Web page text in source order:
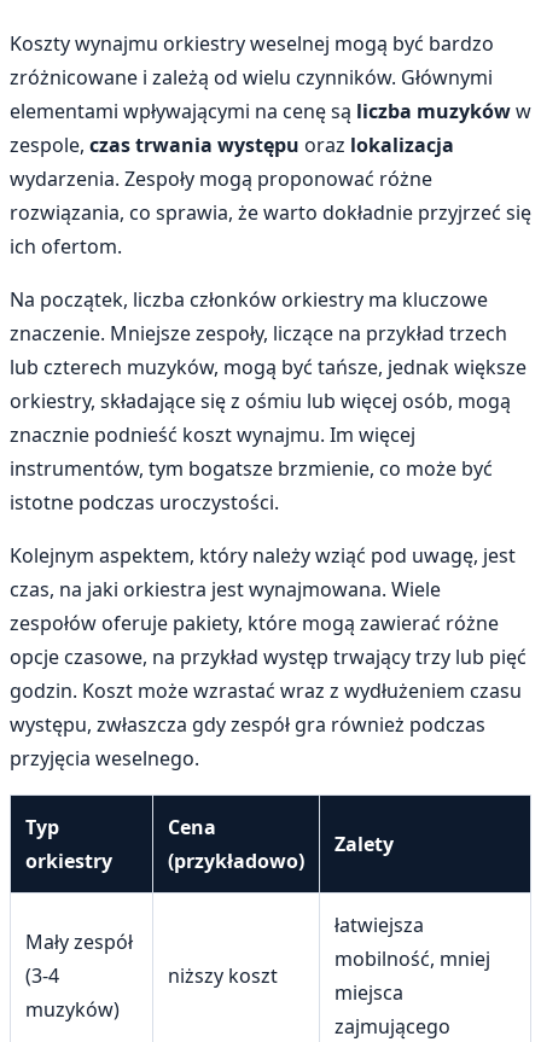
Koszty wynajmu orkiestry weselnej mogą być bardzo
zróżnicowane i zależą od wielu czynników. Głównymi
elementami wpływającymi na cenę są liczba muzykóww
zespole, czas trwania występu oraz lokalizacja
wydarzenia. Zespoły mogą proponować różne
rozwiązania, co sprawia, że warto dokładnie przyjrzeć się
ich ofertom.
Na początek, liczba członków orkiestry ma kluczowe
znaczenie. Mniejsze zespoły, liczące na przykład trzech
lub czterech muzyków, mogą być tańsze, jednak większe
orkiestry, składające się z ośmiu lub więcej osób, mogą
znacznie podnieść koszt wynajmu. Im więcej
instrumentów, tym bogatsze brzmienie, co może być
istotne podczas uroczystości.
Kolejnym aspektem, który należy wziąć pod uwagę, jest
czas, na jaki orkiestra jest wynajmowana. Wiele
zespołów oferuje pakiety, które mogą zawierać różne
opcje czasowe, na przykład występ trwający trzy lub pięć
godzin. Koszt może wzrastać wraz z wydłużeniem czasu
występu, zwłaszcza gdy zespół gra również podczas
przyjęcia weselnego.
Typ
orkiestry
Cena
(przykładowo)
Zalety
Mały zespół
(3-4
muzyków)
niższy koszt
łatwiejsza
mobilność, mniej
miejsca
zajmującego